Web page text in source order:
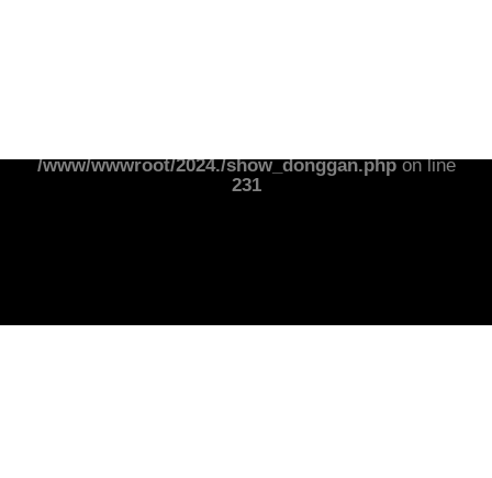
/www/wwwroot/2024./show_donggan.phpon line
231